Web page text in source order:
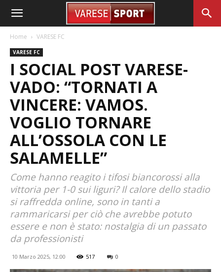
Home VARESE FC
VARESE FC
I SOCIAL POST VARESE-
VADO: “TORNATI A
VINCERE: VAMOS.
VOGLIO TORNARE
ALL’OSSOLA CON LE
SALAMELLE”
Come hanno reagito i tifosi biancorossi alla
vittoria per 1-0 sui liguri? Il calore dello stadio
si raffredda online, sono in tanti a
rammaricarsi per ciò che avrebbe potuto
essere e non è stato: nostalgia di un passato
da professionisti
10 Marzo 2025, 12:00 517 0